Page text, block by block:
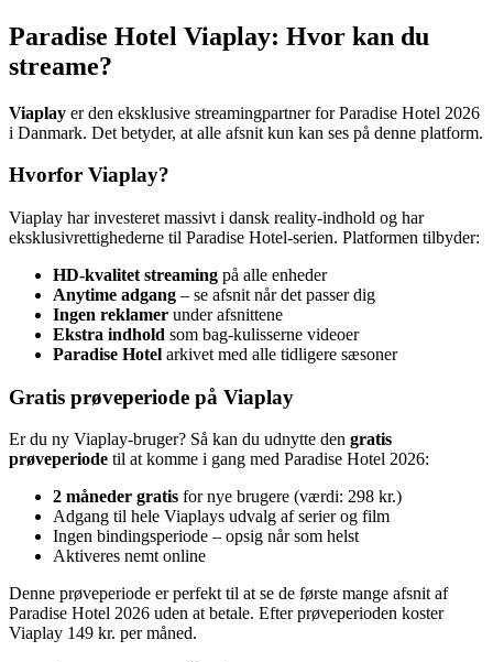
Paradise Hotel Viaplay: Hvor kan du
streame?
Viaplay er den eksklusive streamingpartner for Paradise Hotel 2026
i Danmark. Det betyder, at alle afsnit kun kan ses på denne platform.
Hvorfor Viaplay?
Viaplay har investeret massivt i dansk reality-indhold og har
eksklusivrettighederne til Paradise Hotel-serien. Platformen tilbyder:
HD-kvalitet streaming på alle enheder
Anytime adgang – se afsnit når det passer dig
Ingen reklamer under afsnittene
Ekstra indhold som bag-kulisserne videoer
Paradise Hotel arkivet med alle tidligere sæsoner
Gratis prøveperiode på Viaplay
Er du ny Viaplay-bruger? Så kan du udnytte den gratis
prøveperiode til at komme i gang med Paradise Hotel 2026:
2 måneder gratis for nye brugere (værdi: 298 kr.)
Adgang til hele Viaplays udvalg af serier og film
Ingen bindingsperiode – opsig når som helst
Aktiveres nemt online
Denne prøveperiode er perfekt til at se de første mange afsnit af
Paradise Hotel 2026 uden at betale. Efter prøveperioden koster
Viaplay 149 kr. per måned.